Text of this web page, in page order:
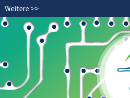
Weitere >>